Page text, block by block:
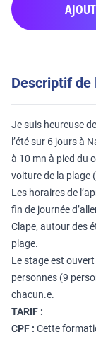
Descriptif
Je suis heureuse
l’été sur 6 jours à
à 10 mn à pied du
voiture de la plage
Les horaires de
fin de journée
Clape, autour des
plage.
Le stage est
personnes (9
chacun.e.
TARIF :
CPF : Cette